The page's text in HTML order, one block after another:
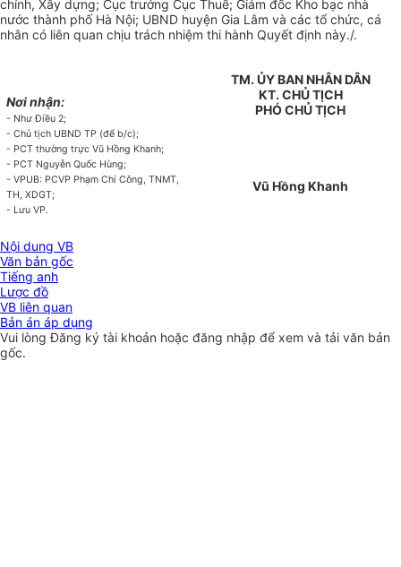
chính, Xây dựng; Cục trưởng Cục Thuế; Giám đốc Kho bạc nhà
nước thành phố Hà Nội; UBND huyện Gia Lâm và các tổ chức, cá
nhân có liên quan chịu trách nhiệm thi hành Quyết định này./.
Nơi nhận:
- Như Điều 2;
- Chủ tịch UBND TP (để b/c);
- PCT thường trực Vũ Hồng Khanh;
- PCT Nguyễn Quốc Hùng;
- VPUB: PCVP Phạm Chí Công, TNMT,
TH, XDGT;
- Lưu VP.
TM. ỦY BAN NHÂN DÂN
KT. CHỦ TỊCH
PHÓ CHỦ TỊCH
Vũ Hồng Khanh
Nội dung VB
Văn bản gốc
Tiếng anh
Lược đồ
VB liên quan
Bản án áp dụng
Vui lòngĐăng ký tài khoản hoặc đăng nhập để xem và tải văn bản
gốc.